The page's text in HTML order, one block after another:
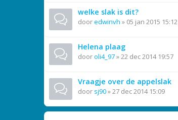
welke slak is dit?
dooredwinvh » 05 jan 2015 15:12
Helena plaag
dooroli4_97»22 dec 2014 19:57
Vraagje over de appelslak
door sj90»27 dec 2014 15:09